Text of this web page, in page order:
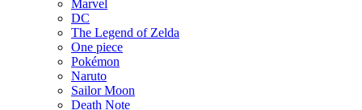
Marvel
DC
The Legend of Zelda
One piece
Pokémon
Naruto
Sailor Moon
Death Note